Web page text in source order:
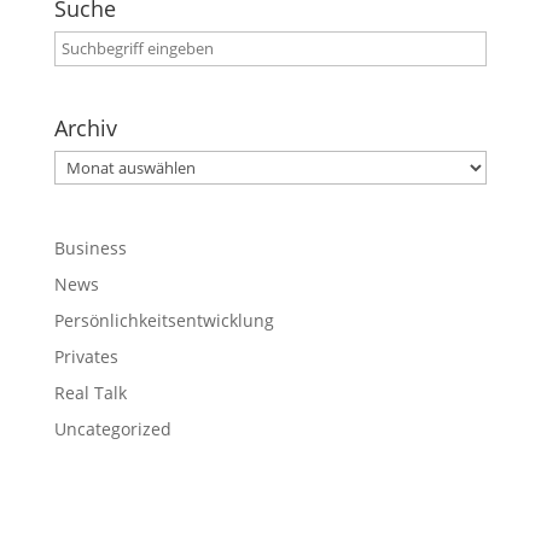
Suche
Archiv
Archiv
Business
News
Persönlichkeitsentwicklung
Privates
Real Talk
Uncategorized